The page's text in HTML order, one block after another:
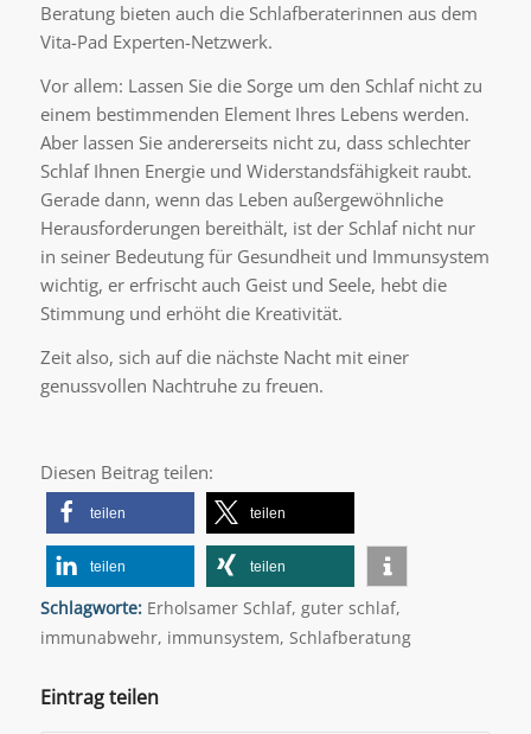
Beratung bieten auch die Schlafberaterinnen aus dem
Vita-Pad Experten-Netzwerk.
Vor allem: Lassen Sie die Sorge um den Schlaf nicht zu
einem bestimmenden Element Ihres Lebens werden.
Aber lassen Sie andererseits nicht zu, dass schlechter
Schlaf Ihnen Energie und Widerstandsfähigkeit raubt.
Gerade dann, wenn das Leben außergewöhnliche
Herausforderungen bereithält, ist der Schlaf nicht nur
in seiner Bedeutung für Gesundheit und Immunsystem
wichtig, er erfrischt auch Geist und Seele, hebt die
Stimmung und erhöht die Kreativität.
Zeit also, sich auf die nächste Nacht mit einer
genussvollen Nachtruhe zu freuen.
Diesen Beitrag teilen:
teilen teilen
teilen teilen
Schlagworte: Erholsamer Schlaf, guter schlaf,
immunabwehr, immunsystem, Schlafberatung
Eintrag teilen